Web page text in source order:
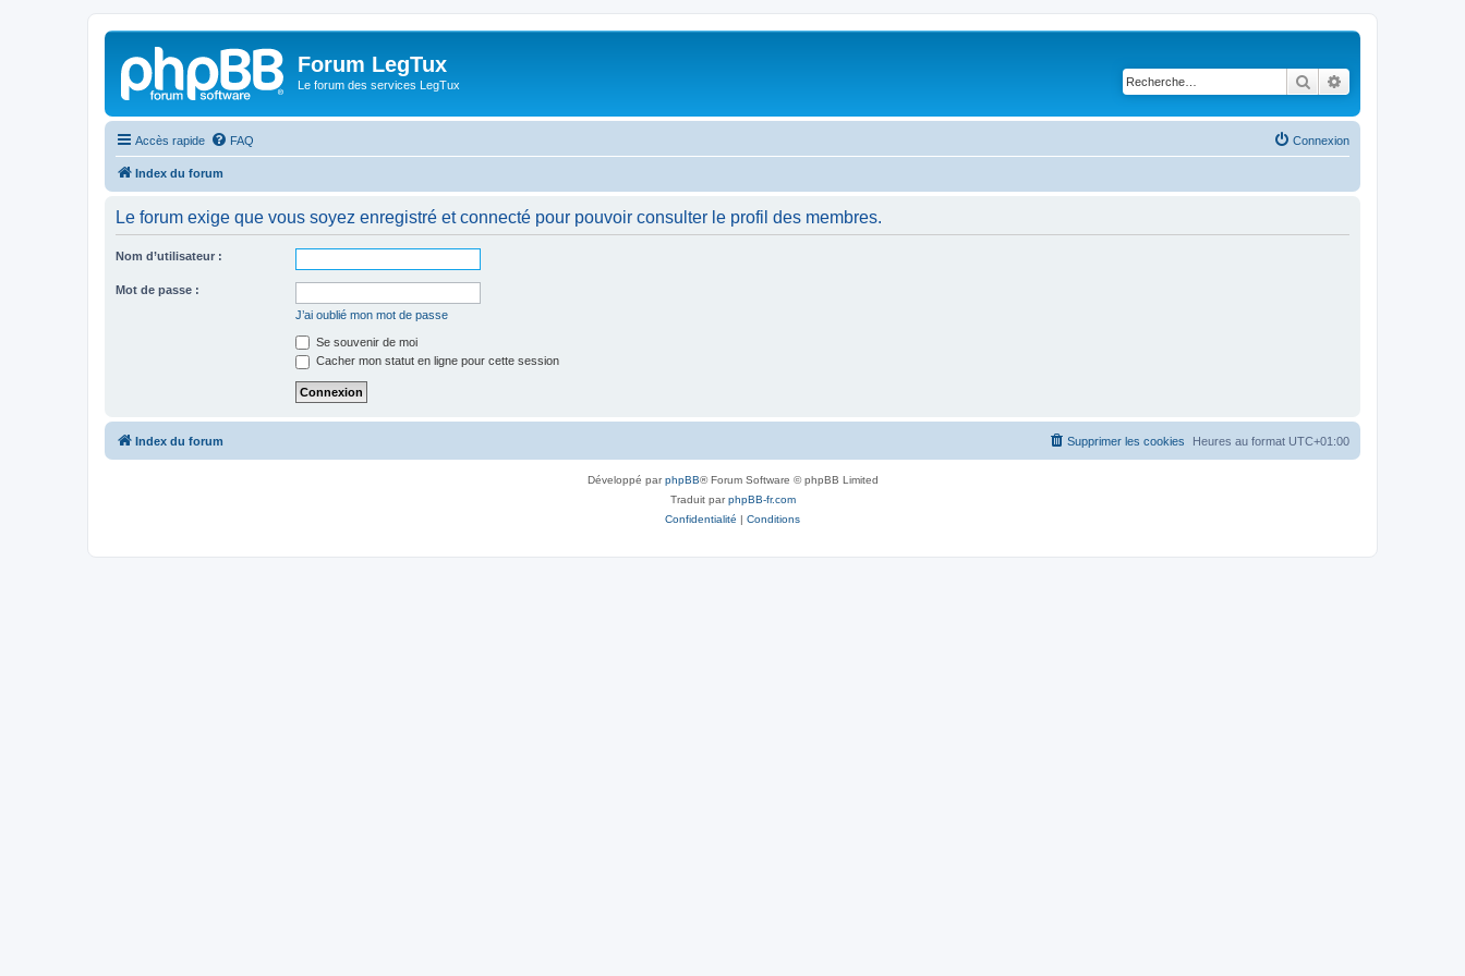
Forum LegTux
Le forum des services LegTux Rechercher
Accès rapide FAQ Connexion
Index du forum
Le forum exige que vous soyez enregistré et connecté pour pouvoir consulter le profil des membres.
Nom d’utilisateur :
Mot de passe :
J’ai oublié mon mot de passe
Se souvenir de moi
Cacher mon statut en ligne pour cette session
Index du forum Heures au format UTC+01:00
Supprimer les cookies
Développé parphpBB® Forum Software © phpBB Limited
Traduit parphpBB-fr.com
Confidentialité | Conditions